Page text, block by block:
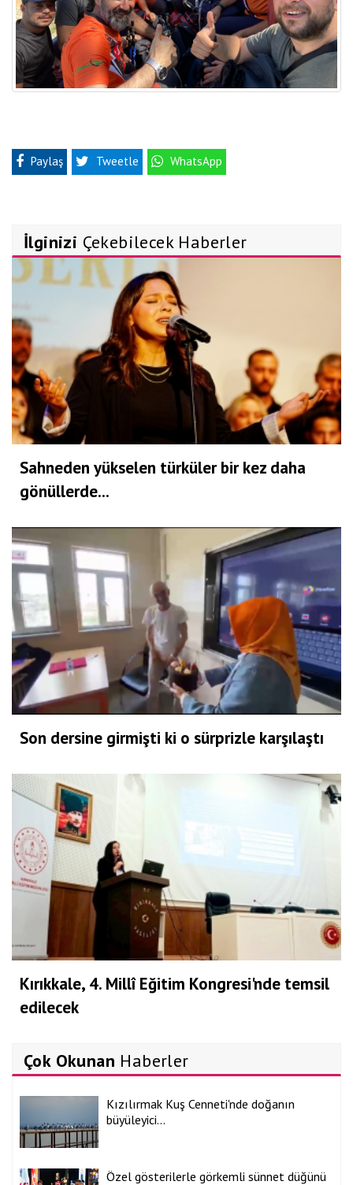
Paylaş Tweetle WhatsApp
İlginizi Çekebilecek Haberler
Sahneden yükselen türküler bir kez daha
gönüllerde...
Son dersine girmişti ki o sürprizle karşılaştı
Kırıkkale, 4. Millî Eğitim Kongresi'nde temsil
edilecek
Çok Okunan Haberler
Kızılırmak Kuş Cenneti'nde doğanın
büyüleyici...
Özel gösterilerle görkemli sünnet düğünü